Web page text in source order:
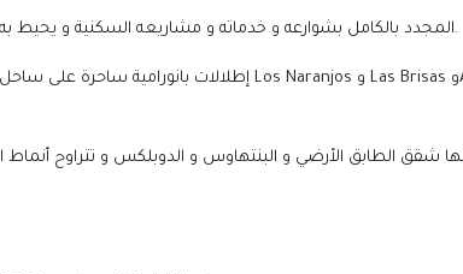
La Cerquilla المجدد بالكامل بشوارعه و خدماته و مشاريعه السكنية و يحيط به أفخم المنازل و الفلل.
Los Naranjos و Las Brisas وAloha. تصاميم المشروع مستوحى من المفاهيم Boho Chic
شقق الطابق الأرضي و البنتهاوس و الدوبلكس و تتراوح أنماط